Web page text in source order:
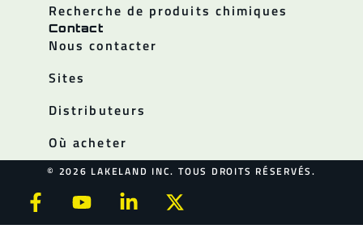
Recherche de produits chimiques
Contact
Nous contacter
Sites
Distributeurs
Où acheter
© 2026 LAKELAND INC. TOUS DROITS RÉSERVÉS.